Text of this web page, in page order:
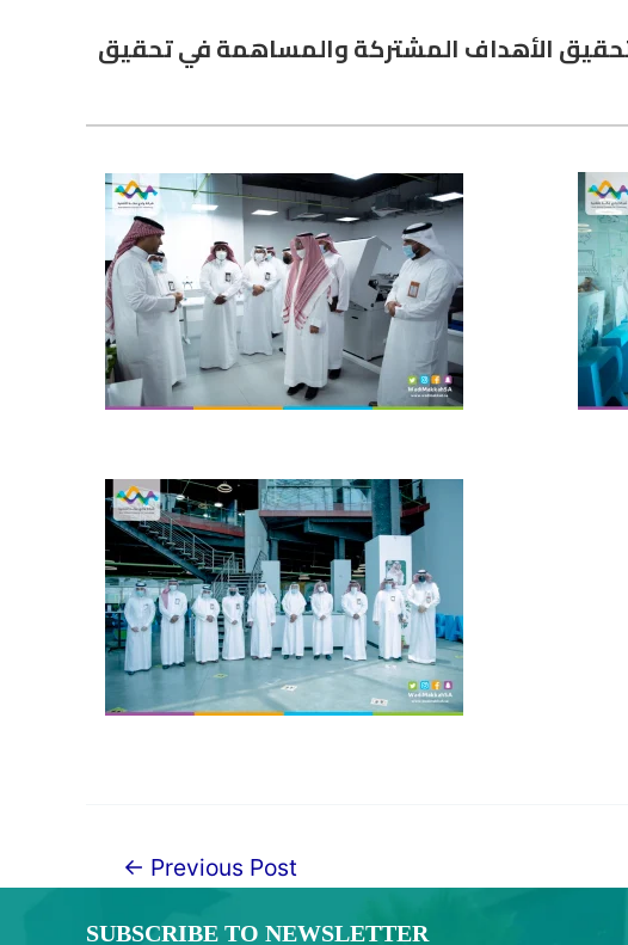
تحقيق الأهداف المشتركة والمساهمة في تحقيق
Post← Previous Post
SUBSCRIBE TO NEWSLETTER